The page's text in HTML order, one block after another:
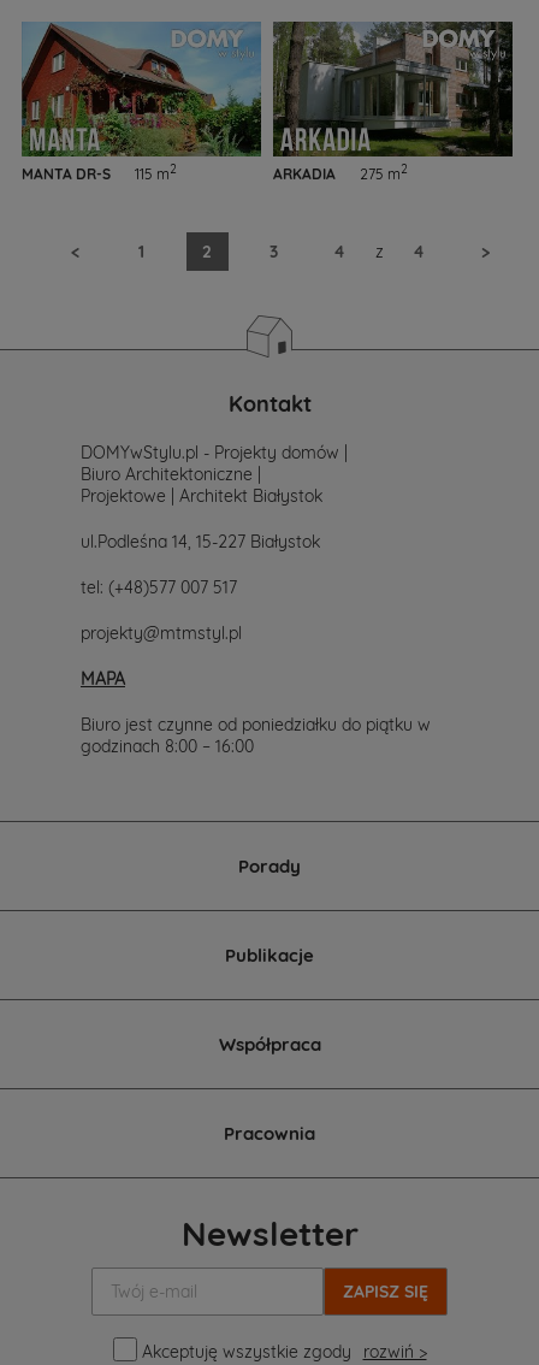
MANTA DR-S 115 m2 ARKADIA 275 m2
< 1 2 3 4 z 4 >
Kontakt
DOMYwStylu.pl - Projekty domów |
Biuro Architektoniczne |
Projektowe | Architekt Białystok
ul.Podleśna 14, 15-227 Białystok
tel: (+48)577 007 517
projekty@mtmstyl.pl
MAPA
Biuro jest czynne od poniedziałku do piątku w
godzinach 8:00 – 16:00
Porady
Publikacje
Współpraca
Pracownia
Newsletter
mail:
Akceptuję wszystkie zgody
rozwiń >